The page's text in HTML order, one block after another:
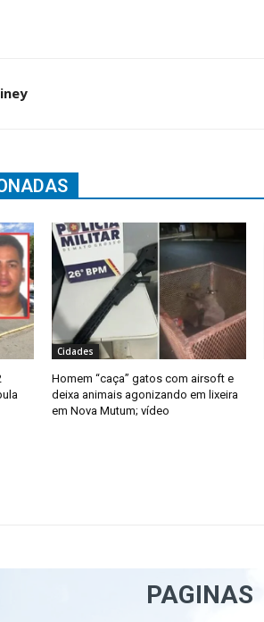
Cidades
Homem “caça” gatos com airsoft e
deixa animais agonizando em lixeira
em Nova Mutum; vídeo
PAGINAS